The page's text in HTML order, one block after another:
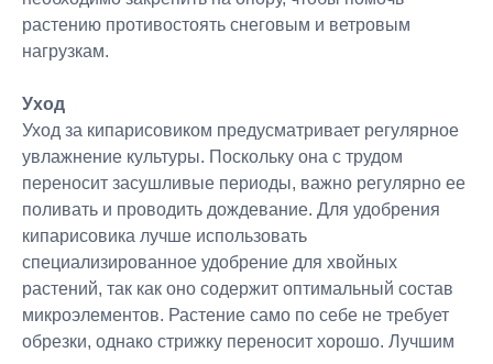
растению противостоять снеговым и ветровым
нагрузкам.
Уход
Уход за кипарисовиком предусматривает регулярное
увлажнение культуры. Поскольку она с трудом
переносит засушливые периоды, важно регулярно ее
поливать и проводить дождевание. Для удобрения
кипарисовика лучше использовать
специализированное удобрение для хвойных
растений, так как оно содержит оптимальный состав
микроэлементов. Растение само по себе не требует
обрезки, однако стрижку переносит хорошо. Лучшим